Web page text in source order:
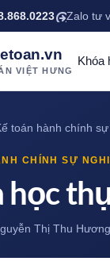
Zalo tư
VIỆT HƯNG
Khóa
toán hành chính
CHÍNH SỰ
học
Thị Thu Hương